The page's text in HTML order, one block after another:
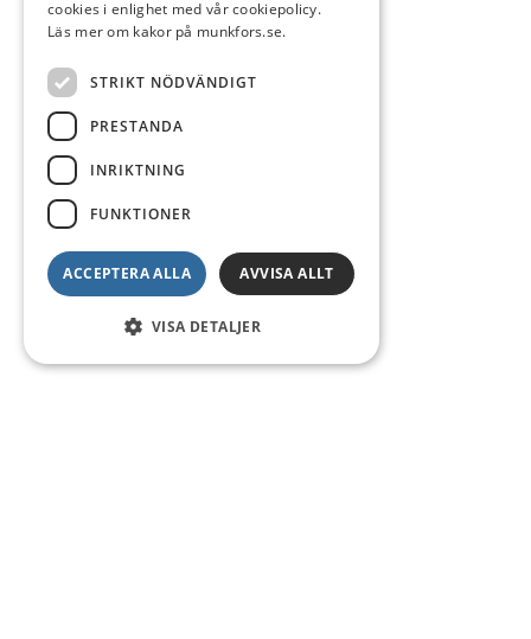
cookies i enlighet med vår cookiepolicy.
Läs mer om kakor på munkfors.se.
STRIKT NÖDVÄNDIGT
PRESTANDA
INRIKTNING
FUNKTIONER
ACCEPTERA ALLA AVVISA ALLT
VISA DETALJER